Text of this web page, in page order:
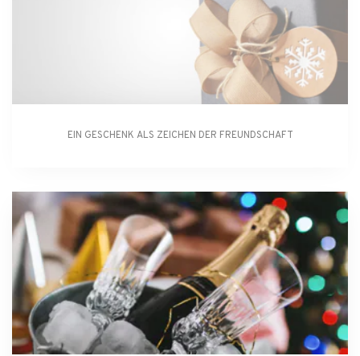
EIN GESCHENK ALS ZEICHEN DER FREUNDSCHAFT